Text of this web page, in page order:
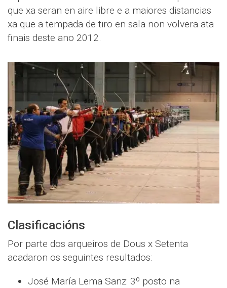
que xa seran en aire libre e a maiores distancias
xa que a tempada de tiro en sala non volvera ata
finais deste ano 2012.
Clasificacións
Por parte dos arqueiros de Dous x Setenta
acadaron os seguintes resultados:
José María Lema Sanz: 3º posto na